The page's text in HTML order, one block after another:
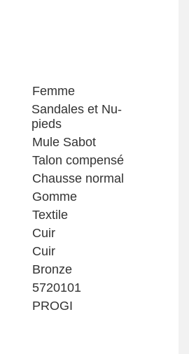
Femme
Sandales et Nu-
pieds
Mule Sabot
Talon compensé
Chausse normal
Gomme
Textile
Cuir
Cuir
Bronze
5720101
PROGI